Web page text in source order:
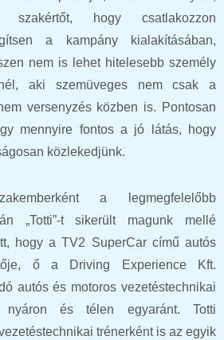
szakértőt, hogy csatlakozzon
a kampány kialakításában,
nem is lehet hitelesebb személy
aki szemüveges nem csak a
versenyzés közben is. Pontosan
mennyire fontos a jó látás, hogy
közlekedjünk.
a legmegfelelőbb
„Totti”-t sikerült magunk mellé
hogy a TV2 SuperCar című autós
ő a Driving Experience Kft.
autós és motoros vezetéstechnikai
nyáron és télen egyaránt. Totti
trénerként is az egyik